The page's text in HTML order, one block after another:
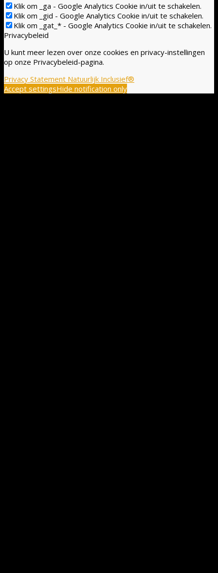
Klik om _ga - Google Analytics Cookie in/uit te schakelen.
Klik om _gid - Google Analytics Cookie in/uit te schakelen.
Klik om _gat_* - Google Analytics Cookie in/uit te schakelen.
Privacybeleid
U kunt meer lezen over onze cookies en privacy-instellingen
op onze Privacybeleid-pagina.
Privacy Statement Natuurlijk Inclusief®
Accept settingsHide notification only